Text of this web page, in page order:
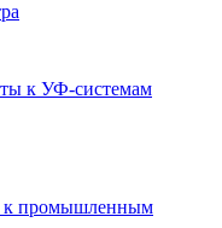
к УФ-системам
к промышленным